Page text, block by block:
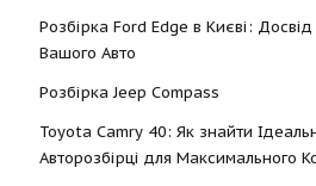
Розбірка Ford Edge в Києві: Досвід
Вашого Авто
Розбірка Jeep Compass
Toyota Camry 40: Як знайти
Авторозбірці для Максимального